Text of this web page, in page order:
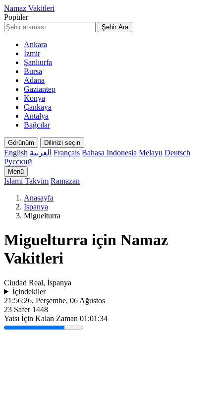
Namaz Vakitleri
Popüler
Şehir Ara
Ankara
İzmir
Şanlıurfa
Bursa
Adana
Gaziantep
Konya
Çankaya
Antalya
Bağcılar
Görünüm Dilinizi seçin
English العربية Français Bahasa Indonesia Melayu Deutsch
Русский
Menü
Islami Takvim Ramazan
Anasayfa
İspanya
Miguelturra
Miguelturra için Namaz
Vakitleri
Ciudad Real, İspanya
İçindekiler
21:56:26, Perşembe, 06 Ağustos
23 Safer 1448
Yatsı İçin Kalan Zaman 01:01:34